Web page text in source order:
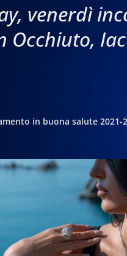
venerdì
Occhiuto,
in buona salute 2021-